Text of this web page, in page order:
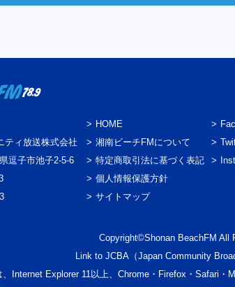
ティ放送株式会社
逗子市池子2-5-6
HOME
湘南ビーチFMについて
特定商取引法に基づく表記
個人情報保護方針
サイトマップ
Copyright©Shonan BeachFM All
Link to JCBA（Japan Community
Internet Explorer 11以上、Chrome・Firefox・Safari・